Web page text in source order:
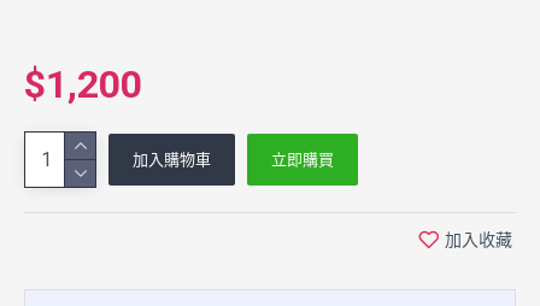
$1,200
加入購物車 立即購買
加入收藏